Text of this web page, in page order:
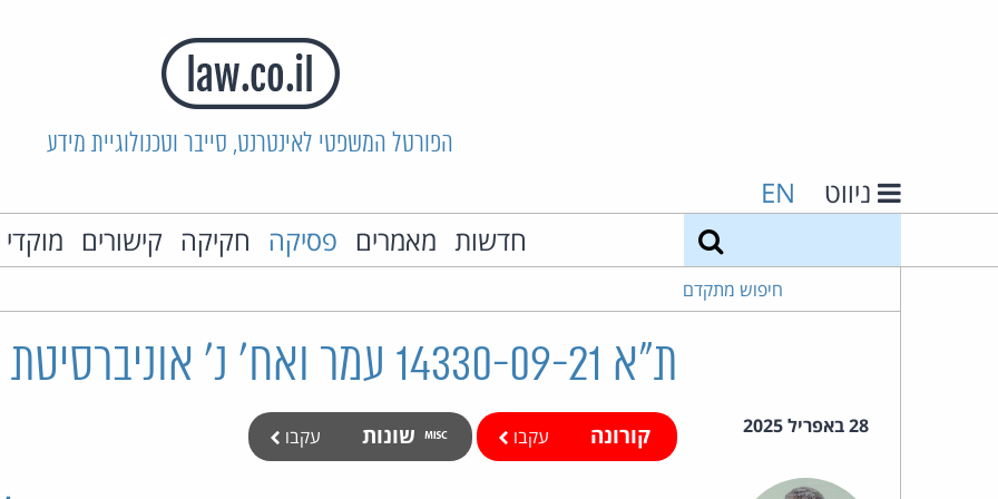
הפורטל המשפטי לאינטרנט, סייבר וטכנולוגיית מידע
ניווט EN
חדשות מאמרים פסיקה חקיקה קישורים
חיפוש מתקדם
ת"א 14330-09-21 עמר ואח' נ' אוניברסיטת חיפה
28 באפריל 2025 קורונה עקבו שונות עקבו